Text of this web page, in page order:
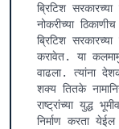
ब्रिटिश
नोकरीच्या
ब्रिटिश
करावेत. या
वाढला. त्यांना
शक्य तितके
राष्ट्रांच्या युद्ध
निर्माण करता